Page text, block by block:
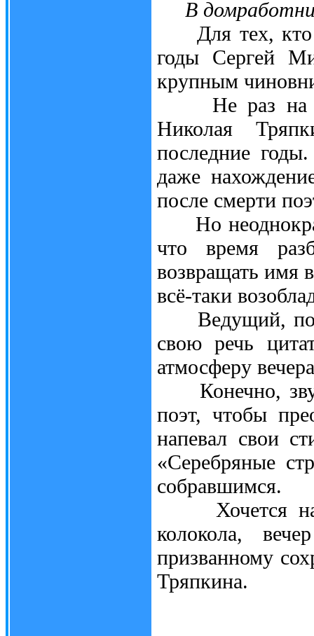
В
Для тех, кто
годы Сергей
крупным
Не раз на
Николая
последние
даже
после смерти
Но
что время
возвращать имя
всё-таки
Ведущий,
свою речь
атмосферу
Конечно,
поэт, чтобы
напевал свои
«Серебряные
собравшимся.
Хочется
колокола,
призванному
Тряпкина.